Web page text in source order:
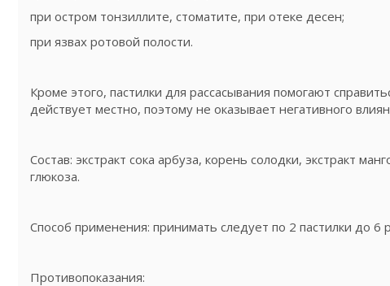
при остром тонзиллите, стоматите, при отеке десен;
при язвах ротовой полости.
Кроме этого, пастилки для рассасывания помогают
действует местно, поэтому не оказывает негативного
Состав: экстракт сока арбуза, корень солодки, экстракт
глюкоза.
Способ применения: принимать следует по 2 пастилки до 6
Противопоказания: